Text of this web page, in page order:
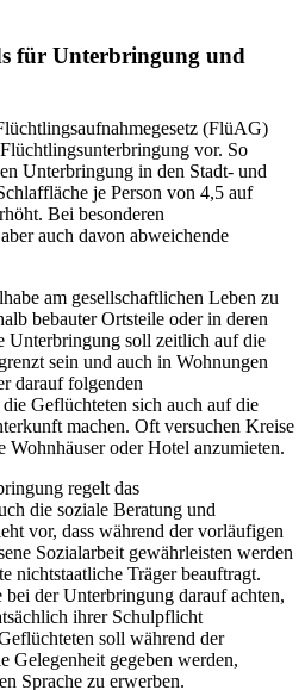
für Unterbringung und
(FlüAG)
vor. So
Unterbringung in den Stadt- und
je Person von 4,5 auf
Bei besonderen
auch davon abweichende
am gesellschaftlichen Leben zu
bebauter Ortsteile oder in deren
Unterbringung soll zeitlich auf die
sein und auch in Wohnungen
darauf folgenden
Geflüchteten sich auch auf die
machen. Oft versuchen Kreise
Wohnhäuser oder Hotel anzumieten.
regelt das
die soziale Beratung und
vor, dass während der vorläufigen
Sozialarbeit gewährleisten werden
nichtstaatliche Träger beauftragt.
der Unterbringung darauf achten,
ihrer Schulpflicht
soll während der
Gelegenheit gegeben werden,
Sprache zu erwerben.